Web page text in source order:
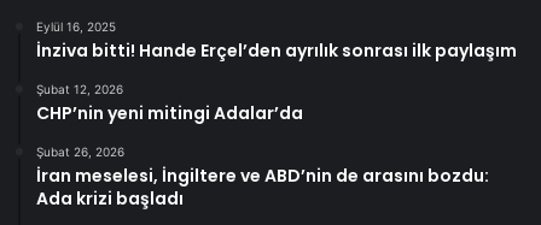
Eylül 16, 2025
İnziva bitti! Hande Erçel’den ayrılık sonrası ilk paylaşım
Şubat 12, 2026
CHP’nin yeni mitingi Adalar’da
Şubat 26, 2026
İran meselesi, İngiltere ve ABD’nin de arasını bozdu:
Ada krizi başladı